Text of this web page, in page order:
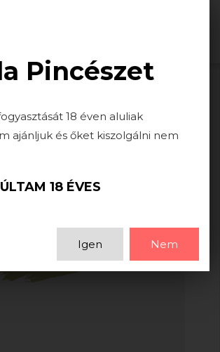
Pincészet
18 éven aluliak
ajánljuk és őket kiszolgálni nem
18 ÉVES
Igen Nem